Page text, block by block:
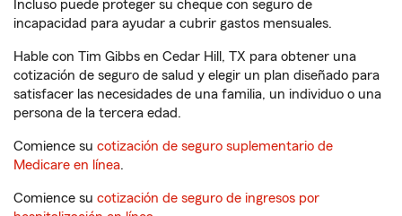
Incluso puede proteger su cheque con seguro de
incapacidad para ayudar a cubrir gastos mensuales.
Hable con Tim Gibbs en Cedar Hill, TX para obtener una
cotización de seguro de salud y elegir un plan diseñado para
satisfacer las necesidades de una familia, un individuo o una
persona de la tercera edad.
Comience su cotización de seguro suplementario de
Medicare en línea.
Comience su cotización de seguro de ingresos por